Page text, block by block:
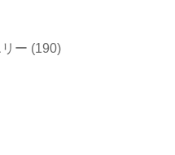
ー (190)